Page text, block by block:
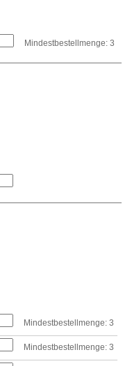
Mindestbestellmenge: 3
Mindestbestellmenge: 3
Mindestbestellmenge: 3